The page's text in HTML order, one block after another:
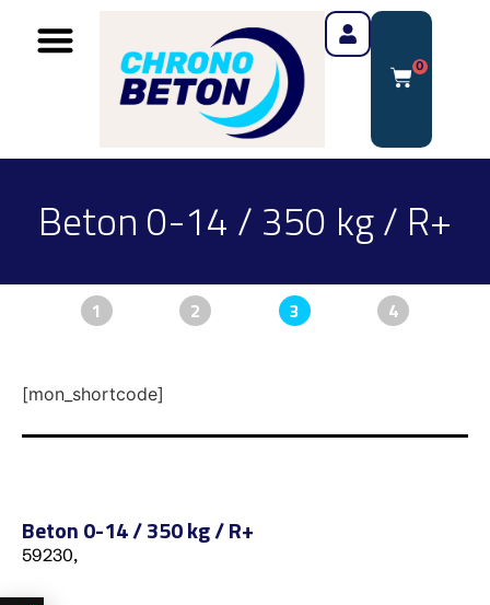
0
Beton 0-14 / 350 kg / R+
1 2 3 4
[mon_shortcode]
Beton 0-14 / 350 kg / R+
59230,